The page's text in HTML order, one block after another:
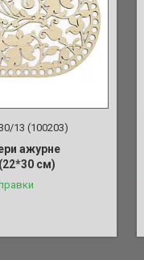
13 (100203)
ажурне
см)